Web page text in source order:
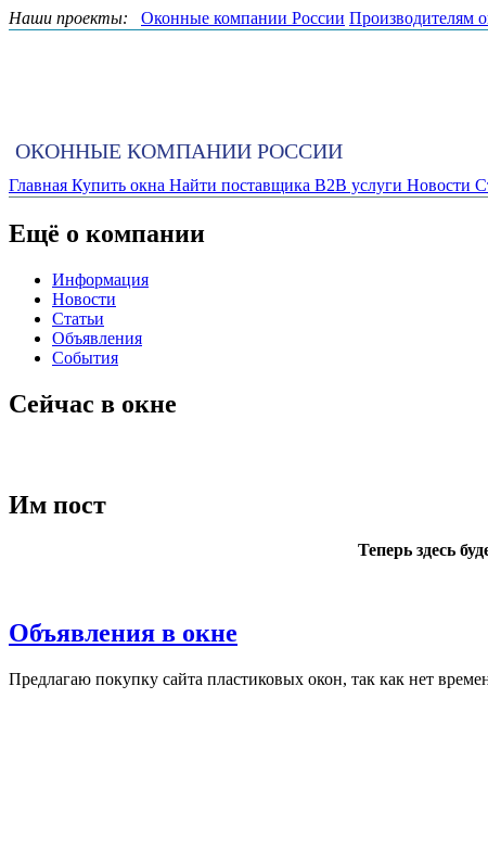
Наши проекты: Оконные компании России Производителям
ОКОННЫЕ КОМПАНИИ РОССИИ
Главная Купить окна Найти поставщика B2B услуги Новости
Ещё о компании
Информация
Новости
Статьи
Объявления
События
Сейчас в окне
Им пост
Теперь здесь
Объявления в окне
Пред­ла­гаю по­куп­ку сай­та плас­ти­ковых окон, так как нет